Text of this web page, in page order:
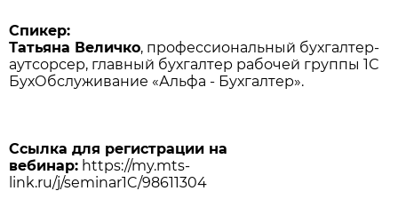
Спикер:
Татьяна Величко, профессиональный бухгалтер-
аутсорсер, главный бухгалтер рабочей группы 1С
БухОбслуживание «Альфа - Бухгалтер».
Ссылка для регистрации на
вебинар: https://my.mts-
link.ru/j/seminar1C/98611304